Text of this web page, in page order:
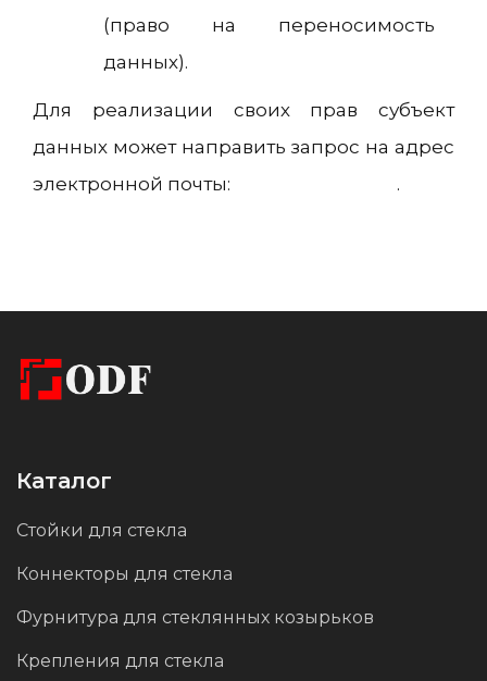
(право на переносимость
данных).
Для реализации своих прав субъект
данных может направить запрос на адрес
электронной почты:
.
Каталог
Стойки для стекла
Коннекторы для стекла
Фурнитура для стеклянных козырьков
Крепления для стекла